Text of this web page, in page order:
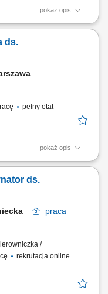
pokaż opis
całokształtu spraw
w jednostkach
projektów umów na roboty
budowanych lub
ds.
pełny etat
pokaż opis
inwestycji budowlanych
związanych z
ds.
praca
/
rekrutacja online